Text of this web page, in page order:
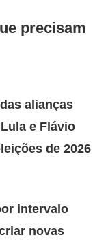
precisam
alianças
e Flávio
de 2026
intervalo
novas